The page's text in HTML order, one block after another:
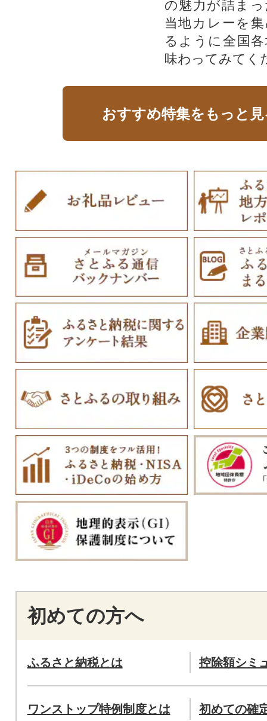
の魅力が詰ま
当地カレーを
るように全国
味わってみてく
おすすめ特集をもっと
初めての方へ
ふるさと納税とは 控除額シミ
ワンストップ特例制度とは 初めての確